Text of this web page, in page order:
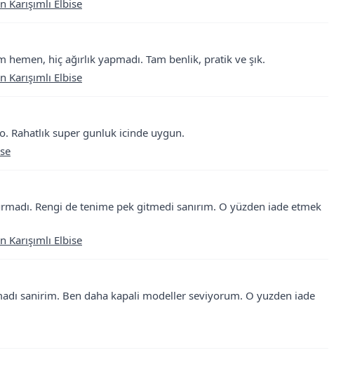
Elbise
hiç ağırlık yapmadı. Tam benlik, pratik ve şık.
Elbise
Rahatlık super gunluk icinde uygun.
Rengi de tenime pek gitmedi sanırım. O yüzden iade etmek
Elbise
sanirim. Ben daha kapali modeller seviyorum. O yuzden iade